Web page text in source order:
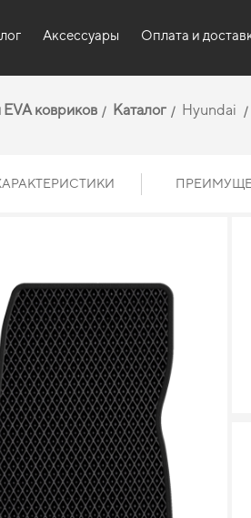
Аксессуары Оплата и
EVA ковриков Каталог Hyundai